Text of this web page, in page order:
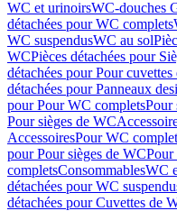
WC et urinoirsWC-douches
détachées pour WC complets
WC suspendusWC au sol
WCPièces détachées pour
détachées pour Pour
détachées pour Panneaux
pour Pour WC completsPour
Pour sièges de WC
AccessoiresPour WC
pour Pour sièges de WCPour
completsConsommablesWC
détachées pour WC
détachées pour Cuvettes de